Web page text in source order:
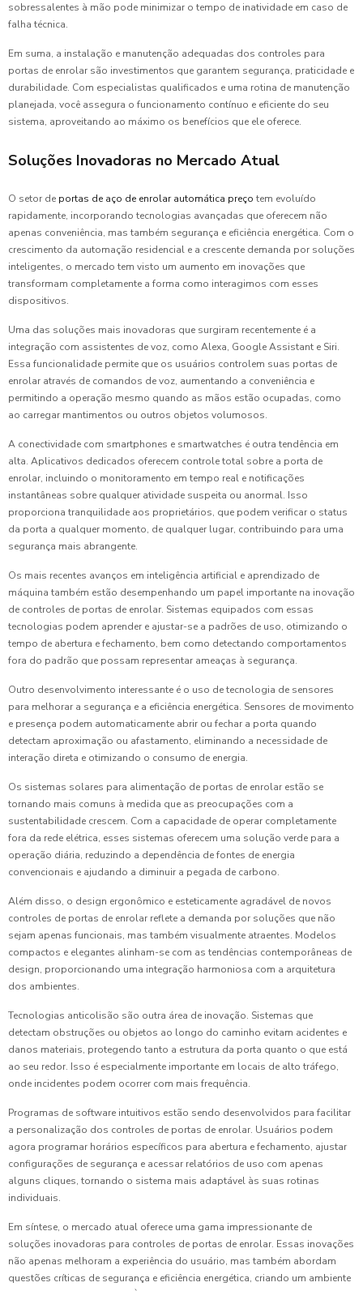
sobressalentes à mão pode minimizar o tempo de inatividade em caso de
falha técnica.
Em suma, a instalação e manutenção adequadas dos controles para
portas de enrolar são investimentos que garantem segurança, praticidade e
durabilidade. Com especialistas qualificados e uma rotina de manutenção
planejada, você assegura o funcionamento contínuo e eficiente do seu
sistema, aproveitando ao máximo os benefícios que ele oferece.
Soluções Inovadoras no Mercado Atual
O setor de portas de aço de enrolar automática preço tem evoluído
rapidamente, incorporando tecnologias avançadas que oferecem não
apenas conveniência, mas também segurança e eficiência energética. Com o
crescimento da automação residencial e a crescente demanda por soluções
inteligentes, o mercado tem visto um aumento em inovações que
transformam completamente a forma como interagimos com esses
dispositivos.
Uma das soluções mais inovadoras que surgiram recentemente é a
integração com assistentes de voz, como Alexa, Google Assistant e Siri.
Essa funcionalidade permite que os usuários controlem suas portas de
enrolar através de comandos de voz, aumentando a conveniência e
permitindo a operação mesmo quando as mãos estão ocupadas, como
ao carregar mantimentos ou outros objetos volumosos.
A conectividade com smartphones e smartwatches é outra tendência em
alta. Aplicativos dedicados oferecem controle total sobre a porta de
enrolar, incluindo o monitoramento em tempo real e notificações
instantâneas sobre qualquer atividade suspeita ou anormal. Isso
proporciona tranquilidade aos proprietários, que podem verificar o status
da porta a qualquer momento, de qualquer lugar, contribuindo para uma
segurança mais abrangente.
Os mais recentes avanços em inteligência artificial e aprendizado de
máquina também estão desempenhando um papel importante na inovação
de controles de portas de enrolar. Sistemas equipados com essas
tecnologias podem aprender e ajustar-se a padrões de uso, otimizando o
tempo de abertura e fechamento, bem como detectando comportamentos
fora do padrão que possam representar ameaças à segurança.
Outro desenvolvimento interessante é o uso de tecnologia de sensores
para melhorar a segurança e a eficiência energética. Sensores de movimento
e presença podem automaticamente abrir ou fechar a porta quando
detectam aproximação ou afastamento, eliminando a necessidade de
interação direta e otimizando o consumo de energia.
Os sistemas solares para alimentação de portas de enrolar estão se
tornando mais comuns à medida que as preocupações com a
sustentabilidade crescem. Com a capacidade de operar completamente
fora da rede elétrica, esses sistemas oferecem uma solução verde para a
operação diária, reduzindo a dependência de fontes de energia
convencionais e ajudando a diminuir a pegada de carbono.
Além disso, o design ergonômico e esteticamente agradável de novos
controles de portas de enrolar reflete a demanda por soluções que não
sejam apenas funcionais, mas também visualmente atraentes. Modelos
compactos e elegantes alinham-se com as tendências contemporâneas de
design, proporcionando uma integração harmoniosa com a arquitetura
dos ambientes.
Tecnologias anticolisão são outra área de inovação. Sistemas que
detectam obstruções ou objetos ao longo do caminho evitam acidentes e
danos materiais, protegendo tanto a estrutura da porta quanto o que está
ao seu redor. Isso é especialmente importante em locais de alto tráfego,
onde incidentes podem ocorrer com mais frequência.
Programas de software intuitivos estão sendo desenvolvidos para facilitar
a personalização dos controles de portas de enrolar. Usuários podem
agora programar horários específicos para abertura e fechamento, ajustar
configurações de segurança e acessar relatórios de uso com apenas
alguns cliques, tornando o sistema mais adaptável às suas rotinas
individuais.
Em síntese, o mercado atual oferece uma gama impressionante de
soluções inovadoras para controles de portas de enrolar. Essas inovações
não apenas melhoram a experiência do usuário, mas também abordam
questões críticas de segurança e eficiência energética, criando um ambiente